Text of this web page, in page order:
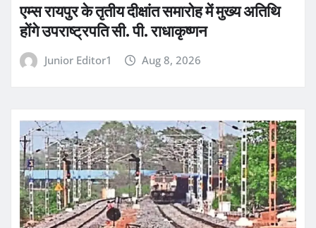
एम्स रायपुर के तृतीय दीक्षांत समारोह में मुख्य अतिथि
होंगे उपराष्ट्रपति सी. पी. राधाकृष्णन
Junior Editor1 Aug 8, 2026